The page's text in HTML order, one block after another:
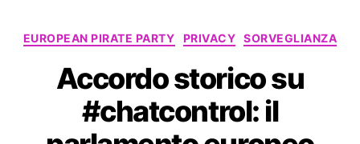
Categorie
EUROPEAN PIRATE PARTY PRIVACY SORVEGLIANZA
Accordo storico su
#chatcontrol: il